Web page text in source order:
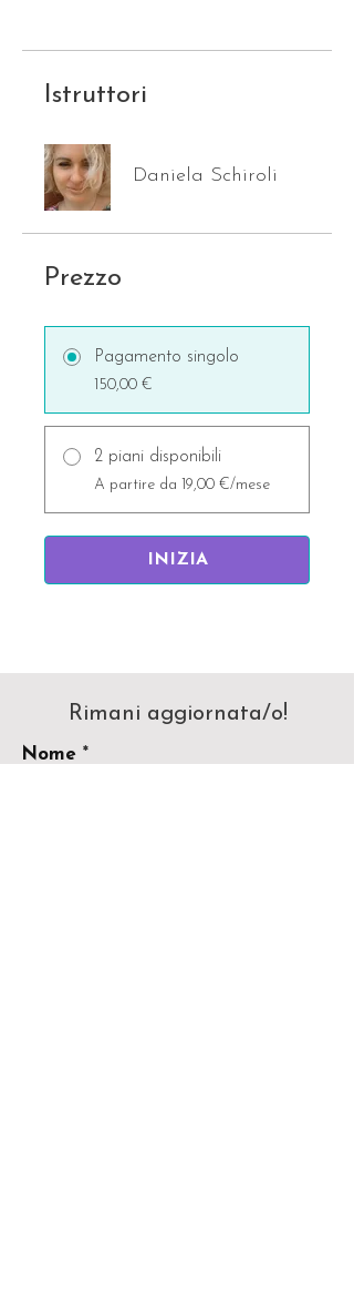
Istruttori
Daniela Schiroli
Prezzo
Pagamento singolo
150,00 €
2 piani disponibili
A partire da 19,00 €/mese
INIZIA
Rimani aggiornata/o!
Nome